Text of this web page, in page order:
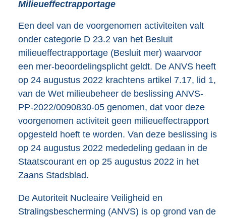
Milieueffectrapportage
Een deel van de voorgenomen activiteiten valt
onder categorie D 23.2 van het Besluit
milieueffectrapportage (Besluit mer) waarvoor
een mer-beoordelingsplicht geldt. De ANVS heeft
op 24 augustus 2022 krachtens artikel 7.17, lid 1,
van de Wet milieubeheer de beslissing ANVS-
PP-2022/0090830-05 genomen, dat voor deze
voorgenomen activiteit geen milieueffectrapport
opgesteld hoeft te worden. Van deze beslissing is
op 24 augustus 2022 mededeling gedaan in de
Staatscourant en op 25 augustus 2022 in het
Zaans Stadsblad.
De Autoriteit Nucleaire Veiligheid en
Stralingsbescherming (ANVS) is op grond van de